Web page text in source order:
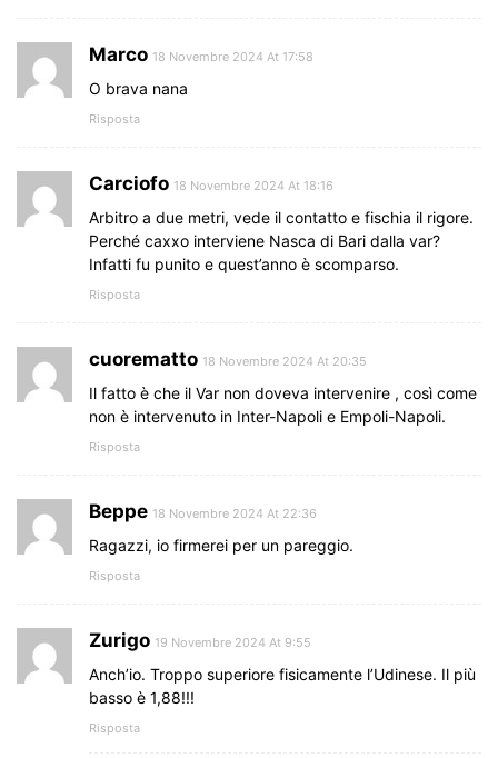
Marco 18 Novembre 2024 At 17:58
O brava nana
Risposta
Carciofo 18 Novembre 2024 At 18:16
Arbitro a due metri, vede il contatto e fischia il rigore.
Perché caxxo interviene Nasca di Bari dalla var?
Infatti fu punito e quest’anno è scomparso.
Risposta
cuorematto 18 Novembre 2024 At 20:35
Il fatto è che il Var non doveva intervenire , così come
non è intervenuto in Inter-Napoli e Empoli-Napoli.
Risposta
Beppe 18 Novembre 2024 At 22:36
Ragazzi, io firmerei per un pareggio.
Risposta
Zurigo 19 Novembre 2024 At 9:55
Anch’io. Troppo superiore fisicamente l’Udinese. Il più
basso è 1,88!!!
Risposta